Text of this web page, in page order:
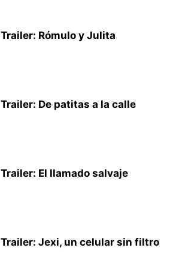
Trailer: Rómulo y Julita
Trailer: De patitas a la calle
Trailer: El llamado salvaje
Trailer: Jexi, un celular sin filtro